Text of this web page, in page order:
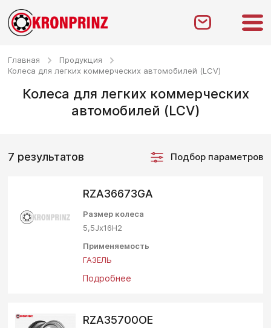
Главная
Продукция
Колеса для легких коммерческих автомобилей (LCV)
Колеса для легких коммерческих
автомобилей (LCV)
7 результатов Подбор параметров
RZA36673GA
Размер колеса
5,5Jх16H2
Применяемость
ГАЗЕЛЬ
Подробнее
RZA35700OE